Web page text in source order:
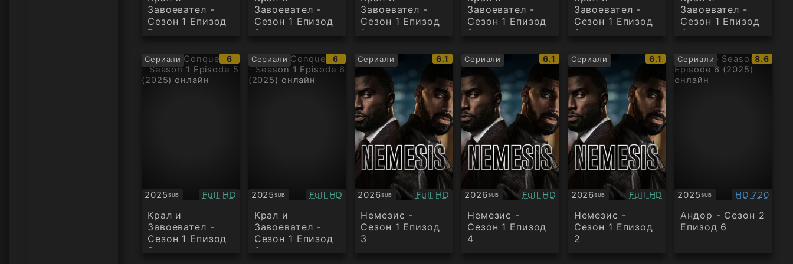
Завоевател -
Сезон 1 Епизод
7
Завоевател -
Сезон 1 Епизод
8
Завоевател -
Сезон 1 Епизод
1
Завоевател -
Сезон 1 Епизод
2
Завоевател -
Сезон 1 Епизод
3
Завоевател -
Сезон 1 Епизод
4
Сериали
IMDb
рейтинг:
6
2025SUB
Субтитри Качество:
Full HD
Крал и
Завоевател -
Сезон 1 Епизод
5
Сериали
IMDb
рейтинг:
6
2025SUB
Субтитри Качество:
Full HD
Крал и
Завоевател -
Сезон 1 Епизод
6
Сериали
IMDb
рейтинг:
6.1
2026SUB
Субтитри Качество:
Full HD
Немезис -
Сезон 1 Епизод
3
Сериали
IMDb
рейтинг:
6.1
2026SUB
Субтитри Качество:
Full HD
Немезис -
Сезон 1 Епизод
4
Сериали
IMDb
рейтинг:
6.1
2026SUB
Субтитри Качество:
Full HD
Немезис -
Сезон 1 Епизод
2
Сериали
IMDb
8.6
2025SUB
Субтитри Качество:
HD 720
Андор - Сезон 2
Епизод 6